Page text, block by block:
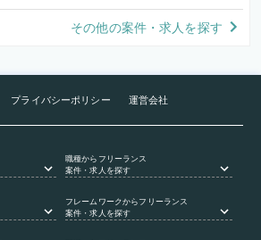
その他の案件・求人を探す
プライバシーポリシー 運営会社
職種からフリーランス
案件・求人を探す
フレームワークからフリーランス
案件・求人を探す